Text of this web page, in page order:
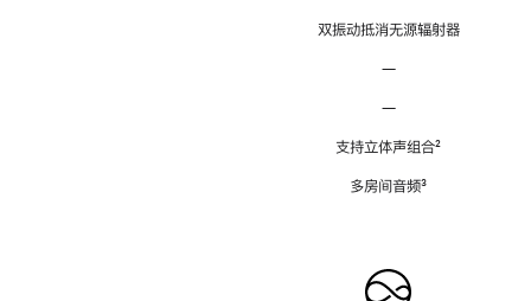
双振动抵消无源辐射器
—
—
支持立体声组合脚
²
多房间音频脚
³